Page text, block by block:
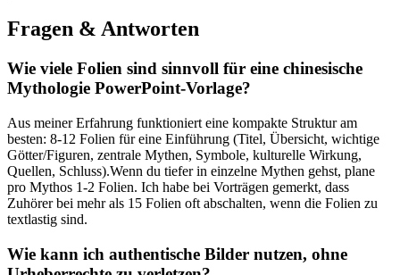
Fragen & Antworten
Wie viele Folien sind sinnvoll für ‍eine chinesische
⁢Mythologie PowerPoint-Vorlage?
Aus⁢ meiner Erfahrung funktioniert eine​ kompakte Struktur am
besten:‍ 8-12 Folien für eine‌ Einführung ⁤(Titel, Übersicht, wichtige
Götter/Figuren, zentrale ⁣Mythen, ‌Symbole, kulturelle Wirkung, ​
Quellen, Schluss).Wenn du ⁣tiefer in einzelne Mythen gehst,⁣ plane
‌pro Mythos 1-2 Folien. Ich ⁢habe bei Vorträgen gemerkt, ⁤dass
Zuhörer bei mehr als 15⁣ Folien oft abschalten, wenn‍ die Folien ⁢zu
textlastig sind.
Wie kann ich authentische Bilder nutzen,‌ ohne